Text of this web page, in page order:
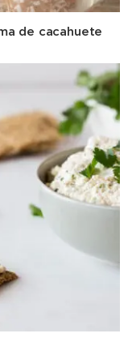
de cacahuete